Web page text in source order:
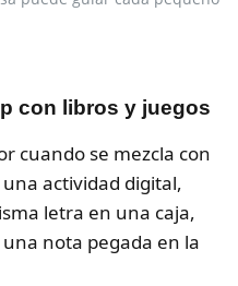
con libros y juegos
cuando se mezcla con
actividad digital,
letra en una caja,
nota pegada en la